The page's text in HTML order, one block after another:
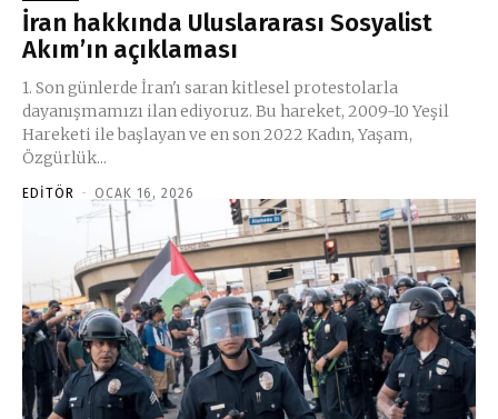
İran hakkında Uluslararası Sosyalist
Akım’ın açıklaması
1. Son günlerde İran'ı saran kitlesel protestolarla
dayanışmamızı ilan ediyoruz. Bu hareket, 2009-10 Yeşil
Hareketi ile başlayan ve en son 2022 Kadın, Yaşam,
Özgürlük...
EDITÖR - OCAK 16, 2026